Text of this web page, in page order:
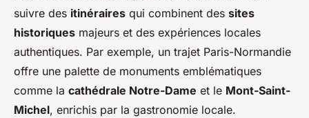
suivre des itinéraires qui combinent des sites
historiques majeurs et des expériences locales
authentiques. Par exemple, un trajet Paris-Normandie
offre une palette de monuments emblématiques
comme la cathédrale Notre-Dame et le Mont-Saint-
Michel, enrichis par la gastronomie locale.